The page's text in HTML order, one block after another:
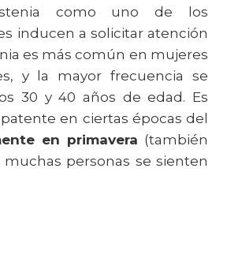
como uno de los
inducen a solicitar atención
es más común en mujeres
y la mayor frecuencia se
30 y 40 años de edad. Es
en ciertas épocas del
en primavera (también
personas se sienten